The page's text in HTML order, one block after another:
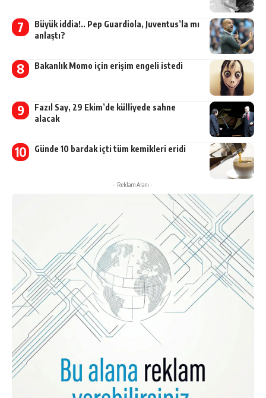
Büyük iddia!.. Pep Guardiola, Juventus’la mı
anlaştı?
Bakanlık Momo için erişim engeli istedi
Fazıl Say, 29 Ekim’de külliyede sahne
alacak
Günde 10 bardak içti tüm kemikleri eridi
- Reklam Alanı -